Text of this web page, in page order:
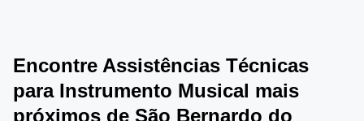
Encontre Assistências Técnicas
para Instrumento Musical mais
próximos de São Bernardo do